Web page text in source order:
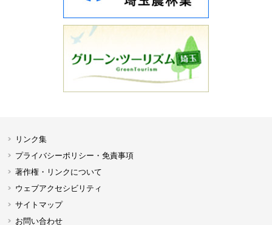
リンク集
プライバシーポリシー・免責事項
著作権・リンクについて
ウェブアクセシビリティ
サイトマップ
お問い合わせ